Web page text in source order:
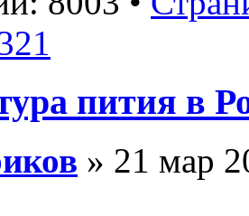
пития в
» 21 мар